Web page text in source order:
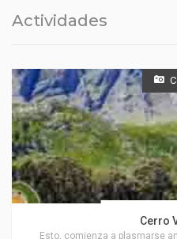
Actividades
Cerro
Esto, comienza a plasmarse